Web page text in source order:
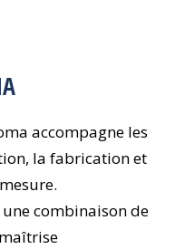
accompagne les
la fabrication et
combinaison de